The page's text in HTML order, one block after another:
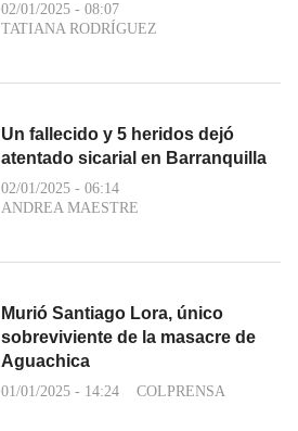
02/01/2025 - 08:07
TATIANA RODRÍGUEZ
Un fallecido y 5 heridos dejó
atentado sicarial en Barranquilla
02/01/2025 - 06:14
ANDREA MAESTRE
Murió Santiago Lora, único
sobreviviente de la masacre de
Aguachica
01/01/2025 - 14:24 COLPRENSA